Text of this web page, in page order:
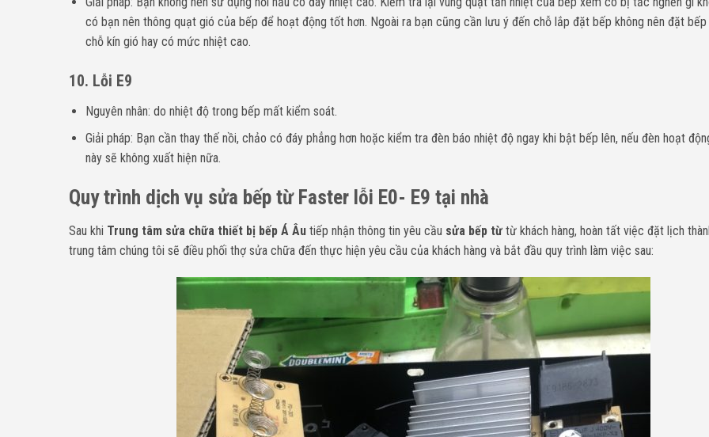
có bạn nên thông quạt gió của bếp để hoạt động tốt hơn. Ngoài ra bạn cũng cần lưu ý đến chỗ lắp đặt bếp không nên đặt bếp
chỗ kín gió hay có mức nhiệt cao.
10. Lỗi E9
Nguyên nhân: do nhiệt độ trong bếp mất kiểm soát.
Giải pháp: Bạn cần thay thế nồi, chảo có đáy phẳng hơn hoặc kiểm tra đèn báo nhiệt độ ngay khi bật bếp lên, nếu đèn hoạt
này sẽ không xuất hiện nữa.
Quy trình dịch vụ sửa bếp từ Faster lỗi E0- E9 tại nhà
Sau khi Trung tâm sửa chữa thiết bị bếp Á Âu tiếp nhận thông tin yêu cầu sửa bếp từ từ khách hàng, hoàn tất việc đặt lịch
trung tâm chúng tôi sẽ điều phối thợ sửa chữa đến thực hiện yêu cầu của khách hàng và bắt đầu quy trình làm việc sau: